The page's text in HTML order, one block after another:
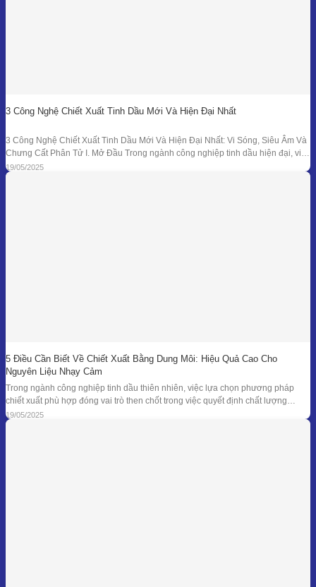
3 Công Nghệ Chiết Xuất Tinh Dầu Mới Và Hiện Đại Nhất
3 Công Nghệ Chiết Xuất Tinh Dầu Mới Và Hiện Đại Nhất: Vi Sóng, Siêu Âm Và
Chưng Cất Phân Tử I. Mở Đầu Trong ngành công nghiệp tinh dầu hiện đại, việc
tối ưu hóa hiệu suất chiết xuất, giữ nguyên hương thơm và hoạt chất trị liệu là
mục tiêu hàng đầu. Bên
19/05/2025
5 Điều Cần Biết Về Chiết Xuất Bằng Dung Môi: Hiệu Quả Cao Cho
Nguyên Liệu Nhạy Cảm
Trong ngành công nghiệp tinh dầu thiên nhiên, việc lựa chọn phương pháp
chiết xuất phù hợp đóng vai trò then chốt trong việc quyết định chất lượng
thành phẩm – đặc biệt là đối với những loại nguyên liệu cao cấp và nhạy cảm.
Khi các phương pháp truyền thống như chưng cất lôi
19/05/2025